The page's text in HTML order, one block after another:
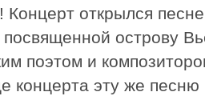
Концерт открылся
острову
поэтом и
концерта эту же песню